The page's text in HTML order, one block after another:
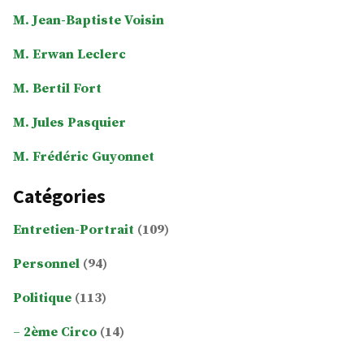
M. Jean-Baptiste Voisin
M. Erwan Leclerc
M. Bertil Fort
M. Jules Pasquier
M. Frédéric Guyonnet
Catégories
Entretien-Portrait (109)
Personnel (94)
Politique (113)
2ème Circo (14)